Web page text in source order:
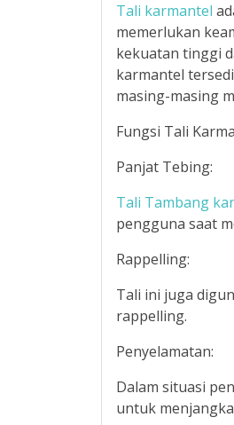
Tali karmantel
memerlukan
kekuatan tinggi
karmantel
masing-masing
Fungsi Tali
Panjat Tebing:
Tali Tambang
pengguna saat
Rappelling:
Tali ini juga
rappelling.
Penyelamatan:
Dalam situasi
untuk